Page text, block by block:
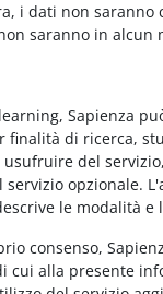
i dati non
saranno in alcun
Sapienza
di ricerca,
del
opzionale.
le modalità
consenso,
alla presente